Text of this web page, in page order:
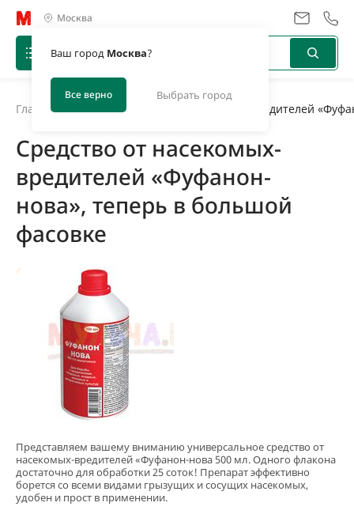
Москва
Ваш город Москва?
Все верно Выбрать город
Главная Средство от насекомых-вредителей
Средство от насекомых-
вредителей «Фуфанон-
нова», теперь в большой
фасовке
Представляем вашему вниманию универсальное средство от
насекомых-вредителей «Фуфанон-нова 500 мл. Одного флакона
достаточно для обработки 25 соток! Препарат эффективно
борется со всеми видами грызущих и сосущих насекомых,
удобен и прост в применении.